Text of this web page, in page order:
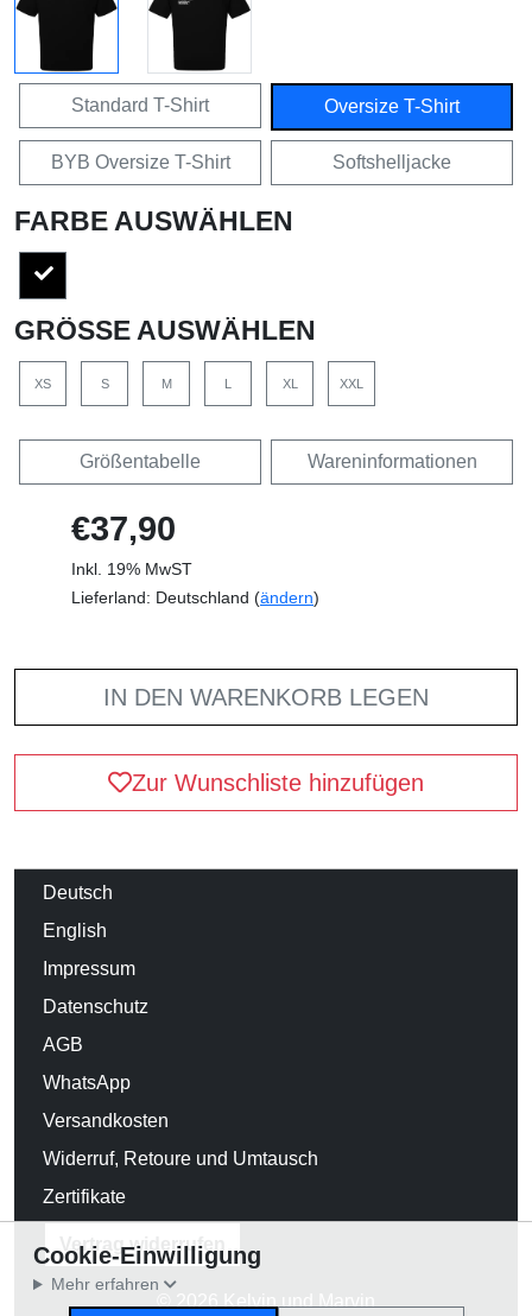
Standard T-Shirt Oversize T-Shirt
BYB Oversize T-Shirt Softshelljacke
FARBE AUSWÄHLEN
GRÖSSE AUSWÄHLEN
XS S M L XL XXL
Größentabelle Wareninformationen
€37,90
Inkl. 19% MwST
Lieferland: Deutschland (ändern)
IN DEN WARENKORB LEGEN
Zur Wunschliste hinzufügen
Deutsch
English
Impressum
Datenschutz
AGB
WhatsApp
Versandkosten
Widerruf, Retoure und Umtausch
Zertifikate
Vertrag widerrufen
© 2026 Kelvin und Marvin
Cookie-Einwilligung
Mehr erfahren